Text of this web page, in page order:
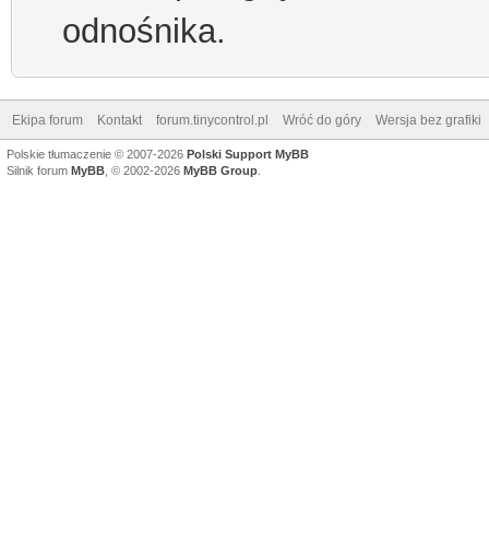
odnośnika.
Ekipa forum Kontakt forum.tinycontrol.pl Wróć do góry Wersja bez grafiki
Polskie tłumaczenie © 2007-2026 Polski Support MyBB
Silnik forum MyBB , © 2002-2026 MyBB Group